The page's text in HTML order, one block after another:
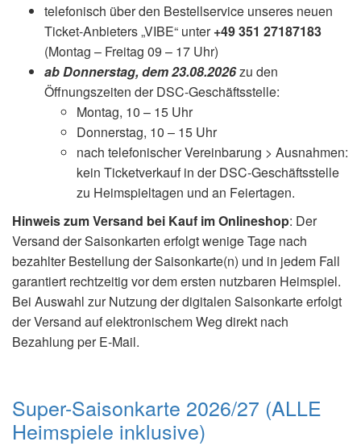
telefonisch über den Bestellservice unseres neuen
Ticket-Anbieters „VIBE“ unter+49 351 27187183
(Montag – Freitag 09 – 17 Uhr)
ab Donnerstag, dem 23.08.2026zu den
Öffnungszeiten der DSC-Geschäftsstelle:
Montag, 10 – 15 Uhr
Donnerstag, 10 – 15 Uhr
nach telefonischer Vereinbarung > Ausnahmen:
kein Ticketverkauf in der DSC-Geschäftsstelle
zu Heimspieltagen und an Feiertagen.
Hinweis zum Versand bei Kauf im Onlineshop: Der
Versand der Saisonkarten erfolgt wenige Tage nach
bezahlter Bestellung der Saisonkarte(n) und in jedem Fall
garantiert rechtzeitig vor dem ersten nutzbaren Heimspiel.
Bei Auswahl zur Nutzung der digitalen Saisonkarte erfolgt
der Versand auf elektronischem Weg direkt nach
Bezahlung per E-Mail.
Super-Saisonkarte 2026/27 (ALLE
Heimspiele inklusive)